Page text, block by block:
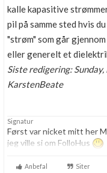
kalle kapasitive
pil på samme sted hvis
"strøm" som går
eller generelt et
Siste redigering:
KarstenBeate
Signatur
Først var nicket mitt her
jeg ville si om FolloHus
Anbefal Siter